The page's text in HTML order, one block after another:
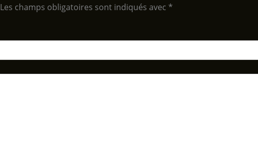
Les champs obligatoires sont indiqués avec *